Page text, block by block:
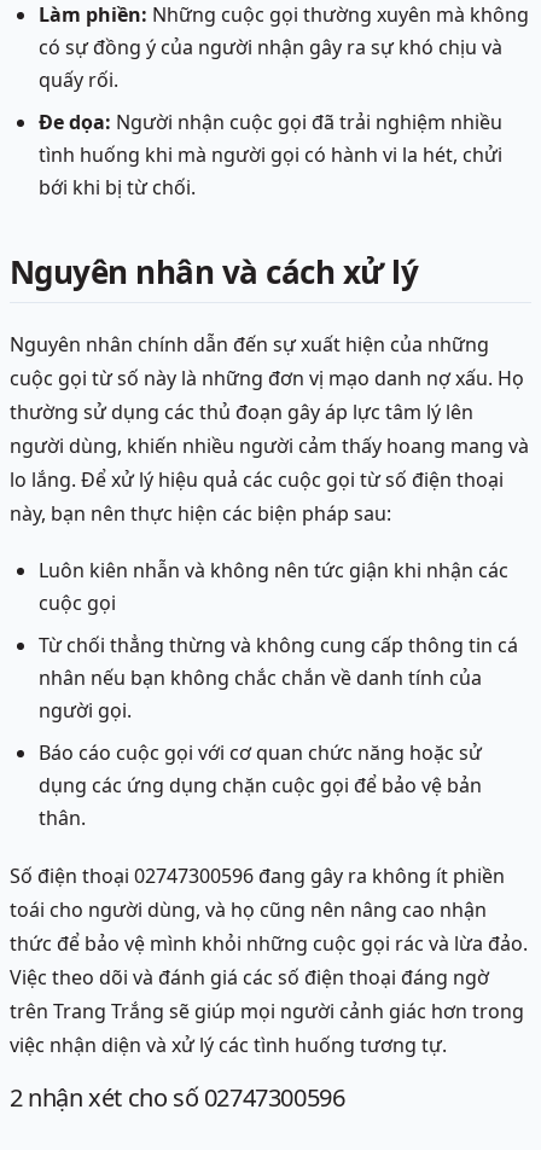
Làm phiền: Những cuộc gọi thường xuyên mà không
có sự đồng ý của người nhận gây ra sự khó chịu và
quấy rối.
Đe dọa: Người nhận cuộc gọi đã trải nghiệm nhiều
tình huống khi mà người gọi có hành vi la hét, chửi
bới khi bị từ chối.
Nguyên nhân và cách xử lý
Nguyên nhân chính dẫn đến sự xuất hiện của những
cuộc gọi từ số này là những đơn vị mạo danh nợ xấu. Họ
thường sử dụng các thủ đoạn gây áp lực tâm lý lên
người dùng, khiến nhiều người cảm thấy hoang mang và
lo lắng. Để xử lý hiệu quả các cuộc gọi từ số điện thoại
này, bạn nên thực hiện các biện pháp sau:
Luôn kiên nhẫn và không nên tức giận khi nhận các
cuộc gọi
Từ chối thẳng thừng và không cung cấp thông tin cá
nhân nếu bạn không chắc chắn về danh tính của
người gọi.
Báo cáo cuộc gọi với cơ quan chức năng hoặc sử
dụng các ứng dụng chặn cuộc gọi để bảo vệ bản
thân.
Số điện thoại 02747300596 đang gây ra không ít phiền
toái cho người dùng, và họ cũng nên nâng cao nhận
thức để bảo vệ mình khỏi những cuộc gọi rác và lừa đảo.
Việc theo dõi và đánh giá các số điện thoại đáng ngờ
trên Trang Trắng sẽ giúp mọi người cảnh giác hơn trong
việc nhận diện và xử lý các tình huống tương tự.
2nhận xét cho số 02747300596